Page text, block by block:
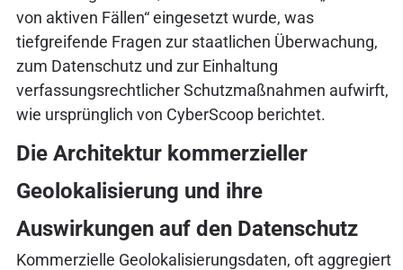
von aktiven Fällen“ eingesetzt wurde, was
tiefgreifende Fragen zur staatlichen Überwachung,
zum Datenschutz und zur Einhaltung
verfassungsrechtlicher Schutzmaßnahmen aufwirft,
wie ursprünglich von CyberScoop berichtet.
Die Architektur kommerzieller
Geolokalisierung und ihre
Auswirkungen auf den Datenschutz
Kommerzielle Geolokalisierungsdaten, oft aggregiert